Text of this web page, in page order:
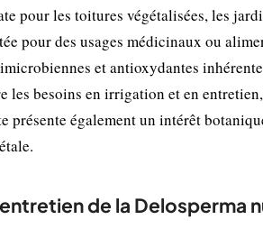
pour les toitures végétalisées, les
pour des usages médicinaux ou
et antioxydantes
les besoins en irrigation et en
présente également un intérêt
de la Delosperma